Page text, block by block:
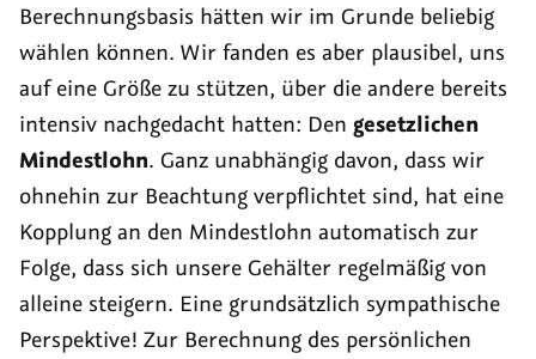
Berechnungsbasis hätten wir im Grunde beliebig
wählen können. Wir fanden es aber plausibel, uns
auf eine Größe zu stützen, über die andere bereits
intensiv nachgedacht hatten: Den gesetzlichen
Mindestlohn. Ganz unabhängig davon, dass wir
ohnehin zur Beachtung verpflichtet sind, hat eine
Kopplung an den Mindestlohn automatisch zur
Folge, dass sich unsere Gehälter regelmäßig von
alleine steigern. Eine grundsätzlich sympathische
Perspektive! Zur Berechnung des persönlichen